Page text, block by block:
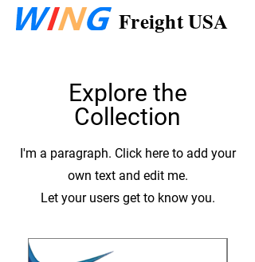
Freight USA
Explore the
Collection
I'm a paragraph. Click here to add your
own text and edit me.
Let your users get to know you.